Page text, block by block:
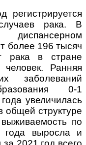
рака. В
более 196 тысяч
рака в стране
Ранняя
заболеваний
0-1
увеличилась
общей структуре
по
года выросла и